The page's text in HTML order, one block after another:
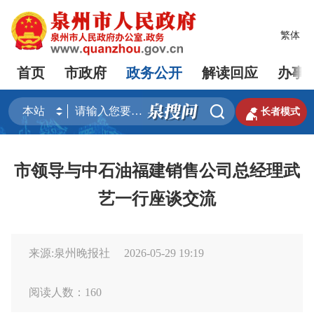
繁体
首页 市政府 政务公开 解读回应 办事
  长者模式
市领导与中石油福建销售公司总经理武
艺一行座谈交流
来源:泉州晚报社 2026-05-29 19:19
阅读人数： 160